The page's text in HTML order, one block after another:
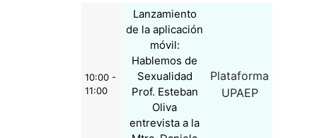
10:00 -
11:00
Lanzamiento
de la aplicación
móvil:
Hablemos de
Sexualidad
Prof. Esteban
Oliva
entrevista a la
Plataforma
UPAEP